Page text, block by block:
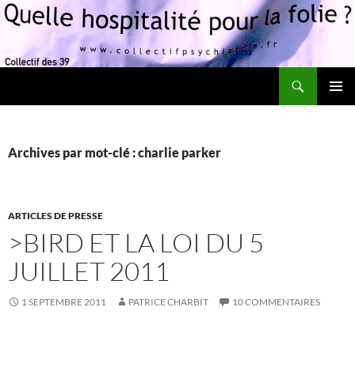
Archives par mot-clé : charlie parker
ARTICLES DE PRESSE
>BIRD ET LA LOI DU 5
JUILLET 2011
1 SEPTEMBRE 2011 PATRICE CHARBIT 10 COMMENTAIRES